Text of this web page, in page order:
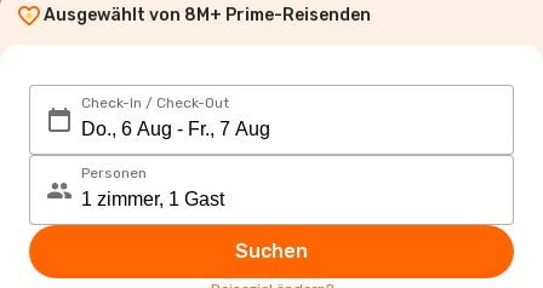
Ausgewählt von 8M+ Prime-Reisenden
Check-In / Check-Out
Personen
Suchen